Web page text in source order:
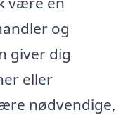
og
giver dig
eller
nødvendige,